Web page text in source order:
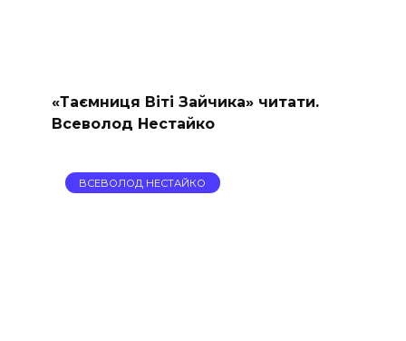
«Таємниця Віті Зайчика» читати.
Всеволод Нестайко
ВСЕВОЛОД НЕСТАЙКО